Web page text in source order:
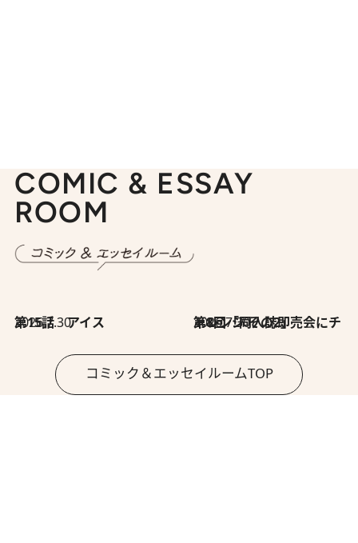
COMIC & ESSAY
ROOM
2026.7.30
第15話 アイス 2026.7.30
第8回「同人誌即売会にチャレンジ その2」
コミック＆エッセイルームTOP